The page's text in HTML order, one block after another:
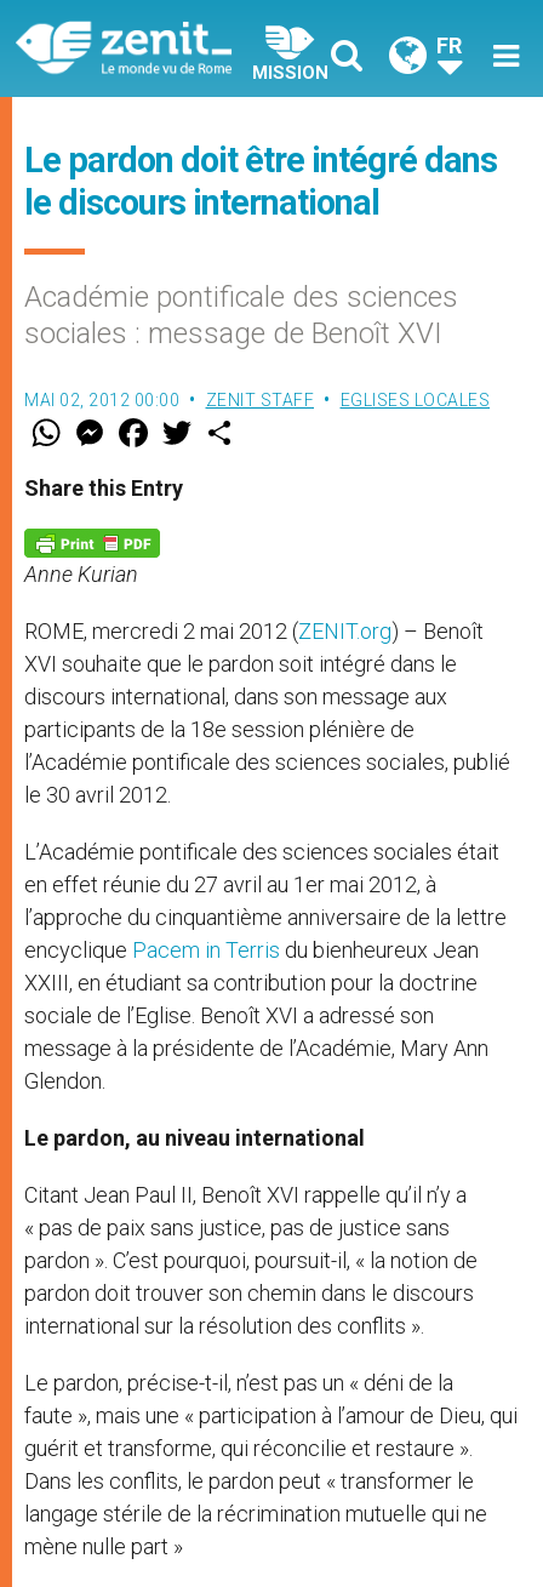
MISSION
FR
Le pardon doit être intégré dans
le discours international
Académie pontificale des sciences
sociales : message de Benoît XVI
MAI 02, 2012 00:00 ZENIT STAFF EGLISES LOCALES
W
t
s
p
p
M
e
s
e
g
e
r
F
a
e
b
o
k
w
Share this Entry
Anne Kurian
ROME, mercredi 2 mai 2012 (ZENIT.org) – Benoît
XVI souhaite que le pardon soit intégré dans le
discours international, dans son message aux
participants de la 18e session plénière de
l’Académie pontificale des sciences sociales, publié
le 30 avril 2012.
L’Académie pontificale des sciences sociales était
en effet réunie du 27 avril au 1er mai 2012, à
l’approche du cinquantième anniversaire de la lettre
encyclique Pacem in Terris du bienheureux Jean
XXIII, en étudiant sa contribution pour la doctrine
sociale de l’Eglise. Benoît XVI a adressé son
message à la présidente de l’Académie, Mary Ann
Glendon.
Le pardon, au niveau international
Citant Jean Paul II, Benoît XVI rappelle qu’il n’y a
« pas de paix sans justice, pas de justice sans
pardon ». C’est pourquoi, poursuit-il, « la notion de
pardon doit trouver son chemin dans le discours
international sur la résolution des conflits ».
Le pardon, précise-t-il, n’est pas un « déni de la
faute », mais une « participation à l’amour de Dieu, qui
guérit et transforme, qui réconcilie et restaure ».
Dans les conflits, le pardon peut « transformer le
langage stérile de la récrimination mutuelle qui ne
mène nulle part »